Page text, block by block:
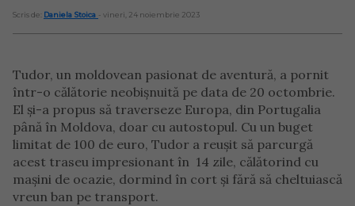
Scris de: Daniela Stoica - vineri, 24 noiembrie 2023
Tudor, un moldovean pasionat de aventură, a pornit
într-o călătorie neobișnuită pe data de 20 octombrie.
El și-a propus să traverseze Europa, din Portugalia
până în Moldova, doar cu autostopul. Cu un buget
limitat de 100 de euro, Tudor a reușit să parcurgă
acest traseu impresionant în 14 zile, călătorind cu
mașini de ocazie, dormind în cort și fără să cheltuiască
vreun ban pe transport.